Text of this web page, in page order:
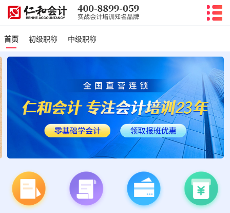
首页 初级职称 中级职称